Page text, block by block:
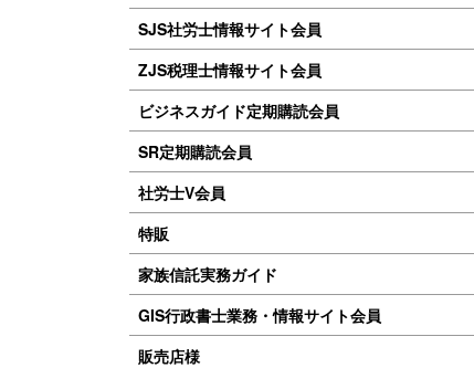
SJS社労士情報サイト会員
ZJS税理士情報サイト会員
ビジネスガイド定期購読会員
SR定期購読会員
社労士V会員
特販
家族信託実務ガイド
GIS行政書士業務・情報サイト会員
販売店様